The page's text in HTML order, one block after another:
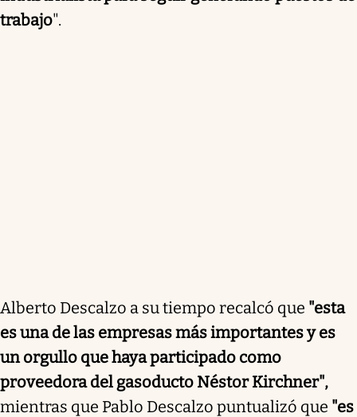
trabajo".
Alberto Descalzo a su tiempo recalcó que "esta
es una de las empresas más importantes y es
un orgullo que haya participado como
proveedora del gasoducto Néstor Kirchner",
mientras que Pablo Descalzo puntualizó que "es